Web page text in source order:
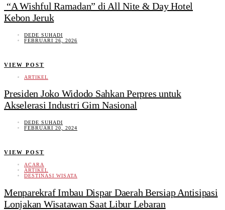
“A Wishful Ramadan” di All Nite & Day Hotel
Kebon Jeruk
DEDE SUHADI
FEBRUARI 26, 2026
VIEW POST
ARTIKEL
Presiden Joko Widodo Sahkan Perpres untuk
Akselerasi Industri Gim Nasional
DEDE SUHADI
FEBRUARI 20, 2024
VIEW POST
ACARA
ARTIKEL
DESTINASI WISATA
Menparekraf Imbau Dispar Daerah Bersiap Antisipasi
Lonjakan Wisatawan Saat Libur Lebaran